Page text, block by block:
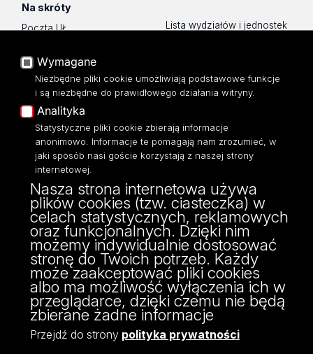
Na skróty
Poczta UŁ
Portal Pracowniczy
Baza Aktów Własnych
Platforma e-learningowa
Moodle
Eksperci UŁ
Polityka Prywatności
Dostępność
Lista wydziałów i jednostek
O Stronie
Dostępność
ul. Pilarskiego 14/16, 90-231 Łódź
NIP: 724 000 32 43
Wymagane
Niezbędne pliki cookie umożliwiają podstawowe funkcje
i są niezbędne do prawidłowego działania witryny.
Analityka
Statystyczne pliki cookie zbierają informacje
anonimowo. Informacje te pomagają nam zrozumieć, w
jaki sposób nasi goście korzystają z naszej strony
internetowej.
Nasza strona internetowa używa
plików cookies (tzw. ciasteczka) w
celach statystycznych, reklamowych
oraz funkcjonalnych. Dzięki nim
możemy indywidualnie dostosować
stronę do Twoich potrzeb. Każdy
może zaakceptować pliki cookies
albo ma możliwość wyłączenia ich w
przeglądarce, dzięki czemu nie będą
zbierane żadne informacje
Przejdź do strony polityka prywatności